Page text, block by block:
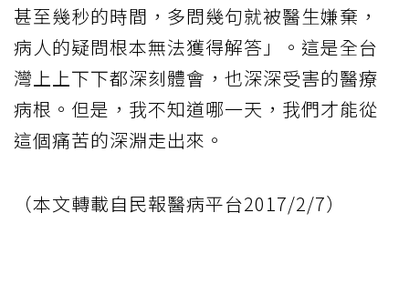
甚至幾秒的時間，多問幾句就被醫生嫌棄，
病人的疑問根本無法獲得解答」。這是全台
灣上上下下都深刻體會，也深深受害的醫療
病根。但是，我不知道哪一天，我們才能從
這個痛苦的深淵走出來。
（本文轉載自民報醫病平台2017/2/7）